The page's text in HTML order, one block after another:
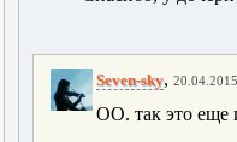
Seven-sky,
ОО. так это еще